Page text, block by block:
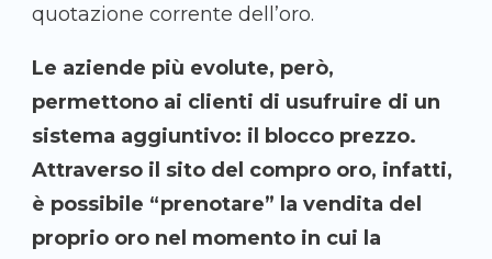
quotazione corrente dell’oro.
Le aziende più evolute, però,
permettono ai clienti di usufruire di un
sistema aggiuntivo: il blocco prezzo.
Attraverso il sito del compro oro, infatti,
è possibile “prenotare” la vendita del
proprio oro nel momento in cui la